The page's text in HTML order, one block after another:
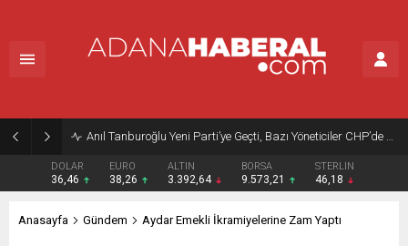
Anıl Tanburoğlu Yeni Parti’ye Geçti, Bazı Yöneticiler CHP’de Kaldı
DOLAR
36,46
EURO
38,26
ALTIN
3.392,64
BORSA
9.573,21
STERLIN
46,18
Anasayfa Gündem Aydar Emekli İkramiyelerine Zam Yaptı